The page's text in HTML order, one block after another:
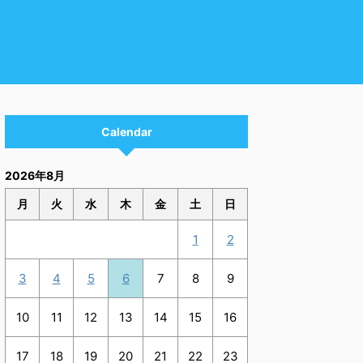
Calendar
2026年8月
月 火 水 木 金 土 日
1 2
3 4 5 6 7 8 9
10 11 12 13 14 15 16
17 18 19 20 21 22 23